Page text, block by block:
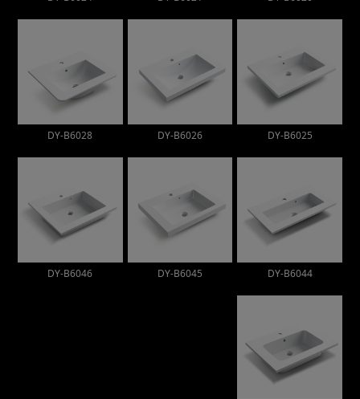
DY-B6025
DY-B6026
DY-B6028
DY-B6044
DY-B6045
DY-B6046